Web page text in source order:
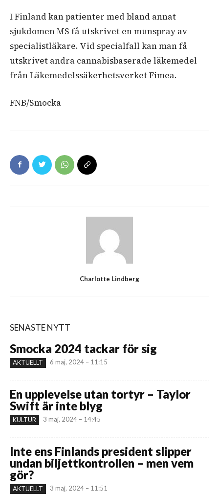
I Finland kan patienter med bland annat
sjukdomen MS få utskrivet en munspray av
specialistläkare. Vid specialfall kan man få
utskrivet andra cannabisbaserade läkemedel
från Läkemedelssäkerhetsverket Fimea.
FNB/Smocka
Charlotte Lindberg
SENASTE NYTT
Smocka 2024 tackar för sig
AKTUELLT 6 maj, 2024 – 11:15
En upplevelse utan tortyr – Taylor
Swift är inte blyg
KULTUR 3 maj, 2024 – 14:45
Inte ens Finlands president slipper
undan biljettkontrollen – men vem
gör?
AKTUELLT 3 maj, 2024 – 11:51